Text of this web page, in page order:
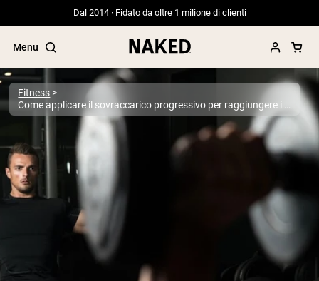
Dal 2014 · Fidato da oltre 1 milione di clienti
Menu
Termini di ricerca popolari
”Protein Powder“
”Overnight Oats“
”Vegan protein“
”Micellar Casein“
PROTEIN POWDERS
Fitness